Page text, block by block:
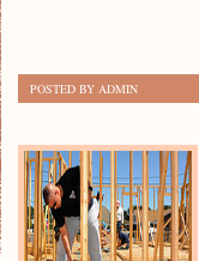
POSTED BY ADMIN